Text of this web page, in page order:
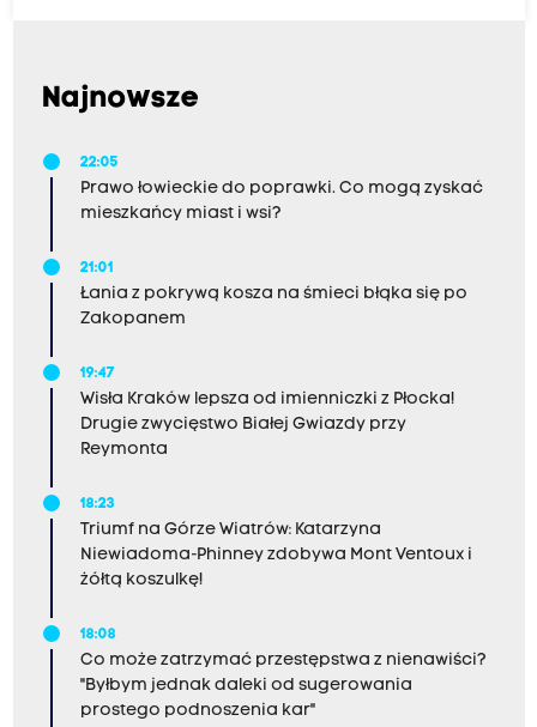
Najnowsze
22:05
Prawo łowieckie do poprawki. Co mogą zyskać
mieszkańcy miast i wsi?
21:01
Łania z pokrywą kosza na śmieci błąka się po
Zakopanem
19:47
Wisła Kraków lepsza od imienniczki z Płocka!
Drugie zwycięstwo Białej Gwiazdy przy
Reymonta
18:23
Triumf na Górze Wiatrów: Katarzyna
Niewiadoma-Phinney zdobywa Mont Ventoux i
żółtą koszulkę!
18:08
Co może zatrzymać przestępstwa z nienawiści?
"Byłbym jednak daleki od sugerowania
prostego podnoszenia kar"